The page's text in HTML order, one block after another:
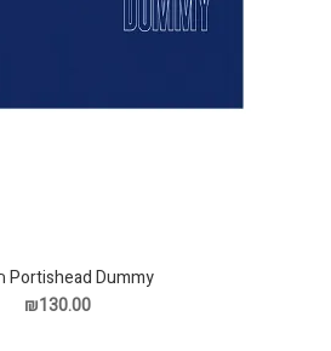
Portishead Dummy תקליט
₪130.00